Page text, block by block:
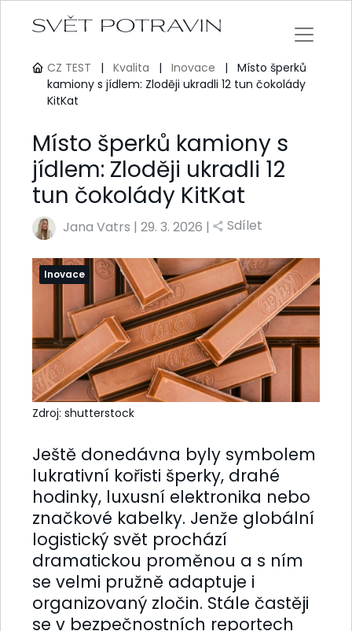
CZ TEST | Kvalita | Inovace |
Místo šperků
kamiony s jídlem: Zloději ukradli 12 tun čokolády
KitKat
Místo šperků kamiony s
jídlem: Zloději ukradli 12
tun čokolády KitKat
Jana Vatrs | 29. 3. 2026 | Sdílet
Inovace
Zdroj: shutterstock
Ještě donedávna byly symbolem
lukrativní kořisti šperky, drahé
hodinky, luxusní elektronika nebo
značkové kabelky. Jenže globální
logistický svět prochází
dramatickou proměnou a s ním
se velmi pružně adaptuje i
organizovaný zločin. Stále častěji
se v bezpečnostních reportech